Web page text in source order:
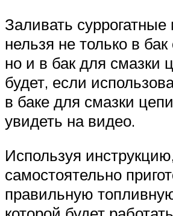
Заливать
нельзя не только в
но и в бак для смазки
будет, если
в баке для смазки
увидеть на видео.
Используя
самостоятельно
правильную